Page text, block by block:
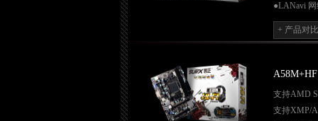
●LANavi
●Q-FLASH
●Q-BOOT
●网吧无盘
+ 产品对比
A58M+HF
支持AMD
支持XMP/